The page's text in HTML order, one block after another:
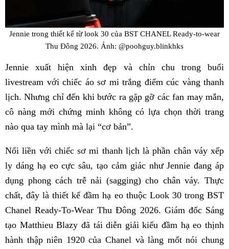
Jennie trong thiết kế từ look 30 của BST CHANEL Ready-to-wear
Thu Đông 2026. Ảnh: @poohguy.blinkhks
Jennie xuất hiện xinh đẹp và chỉn chu trong buổi
livestream với chiếc áo sơ mi trắng điểm cúc vàng thanh
lịch. Nhưng chỉ đến khi bước ra gặp gỡ các fan may mắn,
cô nàng mới chứng minh không có lựa chọn thời trang
nào qua tay mình mà lại “cơ bản”.
Nối liền với chiếc sơ mi thanh lịch là phần chân váy xếp
ly dáng hạ eo cực sâu, tạo cảm giác như Jennie đang áp
dụng phong cách trễ nải (sagging) cho chân váy. Thực
chất, đây là thiết kế đầm hạ eo thuộc Look 30 trong BST
Chanel Ready-To-Wear Thu Đông 2026. Giám đốc Sáng
tạo Matthieu Blazy đã tái diễn giải kiểu đầm hạ eo thịnh
hành thập niên 1920 của Chanel và làng mốt nói chung